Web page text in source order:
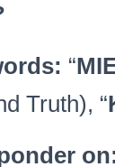
“
Truth), “